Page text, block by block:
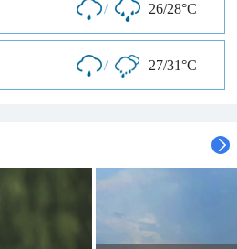
/ 26/28°C
/ 27/31°C